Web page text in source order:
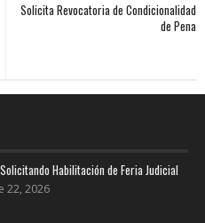
Solicita Revocatoria de Condicionalidad
de Pena
Habilitación de Feria Judicial
22, 2026